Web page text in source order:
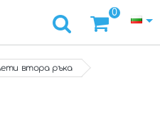
0
втора ръка